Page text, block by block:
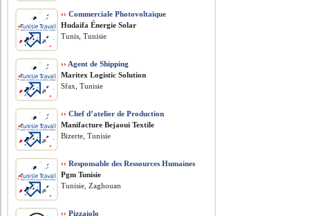
›› Commerciale Photovoltaïque
Hudaifa Énergie Solar
Tunis, Tunisie
›› Agent de Shipping
Maritex Logistic Solution
Sfax, Tunisie
›› Chef d’atelier de Production
Manifacture Bejaoui Textile
Bizerte, Tunisie
›› Responsable des Ressources Humaines
Pgm Tunisie
Tunisie, Zaghouan
›› Pizzaiolo